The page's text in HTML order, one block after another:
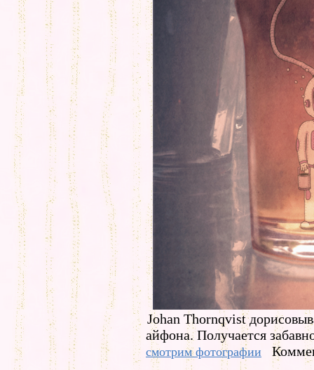
Johan Thornqvist
айфона. Получается
смотрим фотографии